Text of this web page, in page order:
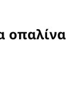
οπαλίνα